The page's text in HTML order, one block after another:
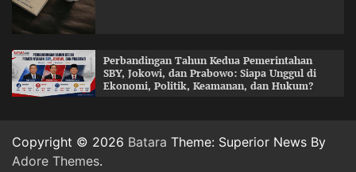
Perbandingan Tahun Kedua Pemerintahan
SBY, Jokowi, dan Prabowo: Siapa Unggul di
Ekonomi, Politik, Keamanan, dan Hukum?
Copyright © 2026 Batara Theme: Superior News By
Adore Themes.